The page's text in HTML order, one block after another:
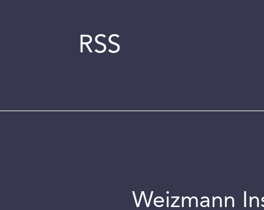
RSS
Weizmann